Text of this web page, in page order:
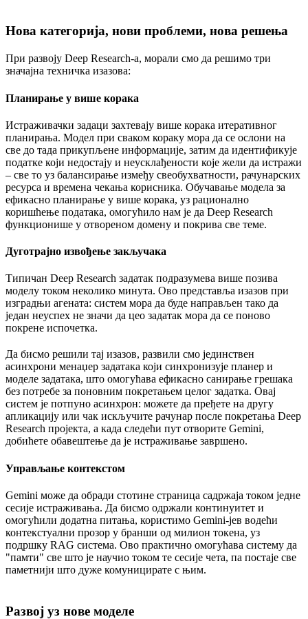
Нова категорија, нови проблеми, нова решења
При развоју Deep Research-а, морали смо да решимо три
значајна техничка изазова:
Планирање у више корака
Истраживачки задаци захтевају више корака итеративног
планирања. Модел при сваком кораку мора да се ослони на
све до тада прикупљене информације, затим да идентификује
податке који недостају и неусклађености које жели да истражи
– све то уз балансирање између свеобухватности, рачунарских
ресурса и времена чекања корисника. Обучавање модела за
ефикасно планирање у више корака, уз рационално
коришћење података, омогућило нам је да Deep Research
функционише у отвореном домену и покрива све теме.
Дуготрајно извођење закључака
Типичан Deep Research задатак подразумева више позива
моделу током неколико минута. Ово представља изазов при
изградњи агената: систем мора да буде направљен тако да
један неуспех не значи да цео задатак мора да се поново
покрене испочетка.
Да бисмо решили тај изазов, развили смо јединствен
асинхрони менаџер задатака који синхронизује планер и
моделе задатака, што омогућава ефикасно санирање грешака
без потребе за поновним покретањем целог задатка. Овај
систем је потпуно асинхрон: можете да пређете на другу
апликацију или чак искључите рачунар после покретања Deep
Research пројекта, а када следећи пут отворите Gemini,
добићете обавештење да је истраживање завршено.
Управљање контекстом
Gemini може да обради стотине страница садржаја током једне
сесије истраживања. Да бисмо одржали континуитет и
омогућили додатна питања, користимо Gemini-јев водећи
контекстуални прозор у бранши од милион токена, уз
подршку RAG система. Ово практично омогућава систему да
"памти" све што је научио током те сесије чета, па постаје све
паметнији што дуже комуницирате с њим.
Развој уз нове моделе